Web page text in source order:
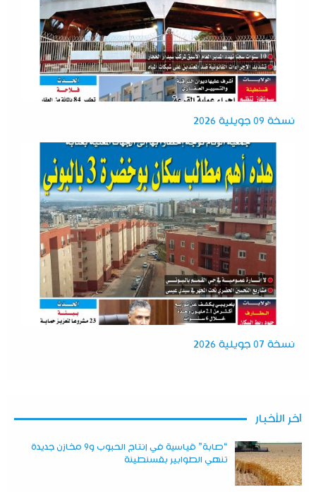
نسخة 09 جويلية 2026
نسخة 07 جويلية 2026
آخر الأخبار
“صابة” قياسية في إنتاج الحبوب و9 مخازن جديدة
تنهي الطوابير بقسنطينة